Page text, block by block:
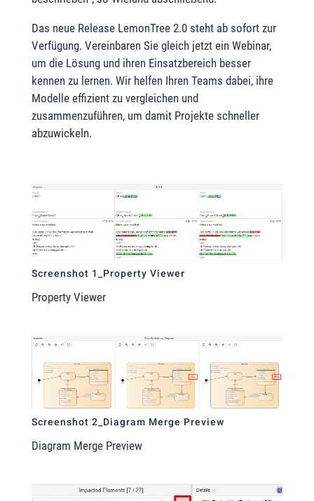
Das neue Release LemonTree 2.0 steht ab sofort zur
Verfügung. Vereinbaren Sie gleich jetzt ein Webinar,
um die Lösung und ihren Einsatzbereich besser
kennen zu lernen. Wir helfen Ihren Teams dabei, ihre
Modelle effizient zu vergleichen und
zusammenzuführen, um damit Projekte schneller
abzuwickeln.
Screenshot 1_Property Viewer
Property Viewer
Screenshot 2_Diagram Merge Preview
Diagram Merge Preview